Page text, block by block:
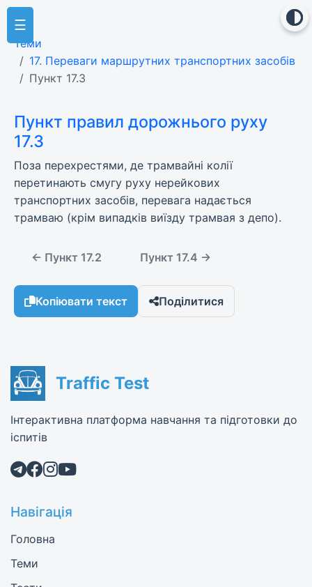
☰
Теми
17. Переваги маршрутних транспортних засобів
Пункт 17.3
Пункт правил дорожнього руху
17.3
Поза перехрестями, де трамвайні колії
перетинають смугу руху нерейкових
транспортних засобів, перевага надається
трамваю (крім випадків виїзду трамвая з депо).
← Пункт 17.2 Пункт 17.4 →
Копіювати текст Поділитися
Traffic Test
Інтерактивна платформа навчання та підготовки до
іспитів
Навігація
Головна
Теми